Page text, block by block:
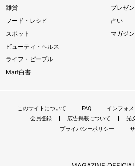
雑貨
フード・レシピ
スポット
ビューティ・ヘルス
ライフ・ピープル
Mart白書
プレゼ
占い
マガジン
このサイトについて FAQ インフォ
会員登録
広告掲載について
光
プライバシーポリシー